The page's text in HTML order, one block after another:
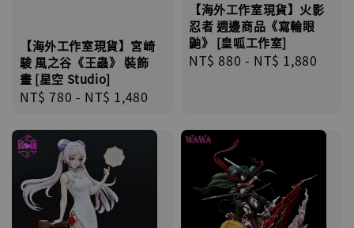
【海外工作室現貨】宮崎
駿 風之谷《王蟲》 裝飾
畫 [星空 Studio]
Regular
NT$ 780 - NT$ 1,480
【海外工作室現貨】火影
忍者 週邊商品《寫輪眼
鼬》 [皇呱工作室]
Regular
NT$ 880 - NT$ 1,880